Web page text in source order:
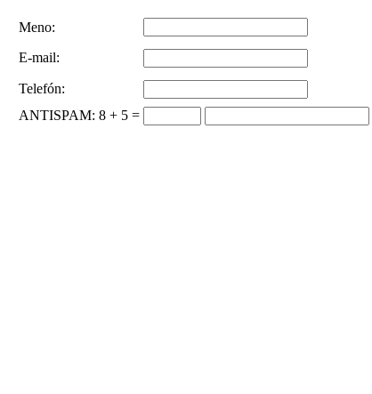
Meno:
E-mail:
Telefón:
ANTISPAM: 8 + 5 =